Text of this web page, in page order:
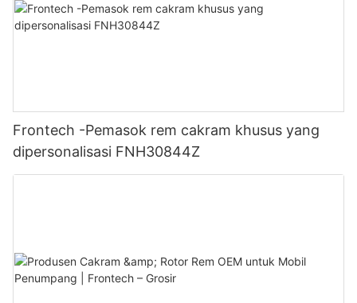
Frontech -Pemasok rem cakram khusus yang
dipersonalisasi FNH30844Z